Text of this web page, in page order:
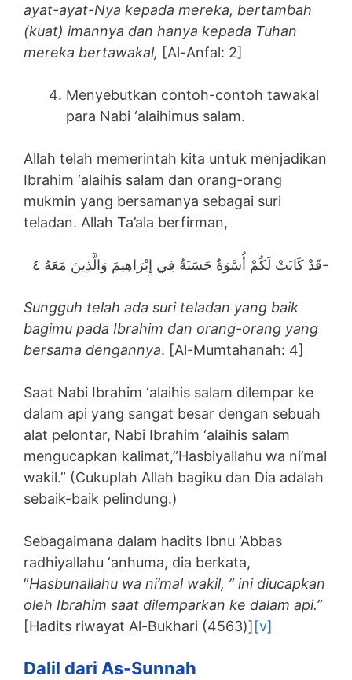
ayat-ayat-Nya kepada mereka, bertambah
(kuat) imannya dan hanya kepada Tuhan
mereka bertawakal, [Al-Anfal: 2]
Menyebutkan contoh-contoh tawakal
para Nabi ‘alaihimus salam.
Allah telah memerintah kita untuk menjadikan
Ibrahim ‘alaihis salam dan orang-orang
mukmin yang bersamanya sebagai suri
teladan. Allah Ta’ala berfirman,
قَدْ كَانَتْ لَكُمْ أُسْوَةٌ حَسَنَةٌ فِي إِبْرَاهِيمَ وَالَّذِينَ مَعَهُ ٤-
Sungguh telah ada suri teladan yang baik
bagimu pada Ibrahim dan orang-orang yang
bersama dengannya. [Al-Mumtahanah: 4]
Saat Nabi Ibrahim ‘alaihis salam dilempar ke
dalam api yang sangat besar dengan sebuah
alat pelontar, Nabi Ibrahim ‘alaihis salam
mengucapkan kalimat,”Hasbiyallahu wa ni’mal
wakil.” (Cukuplah Allah bagiku dan Dia adalah
sebaik-baik pelindung.)
Sebagaimana dalam hadits Ibnu ‘Abbas
radhiyallahu ‘anhuma, dia berkata,
“Hasbunallahu wa ni’mal wakil, ” ini diucapkan
oleh Ibrahim saat dilemparkan ke dalam api.”
[Hadits riwayat Al-Bukhari (4563)] [v]
Dalil dari As-Sunnah